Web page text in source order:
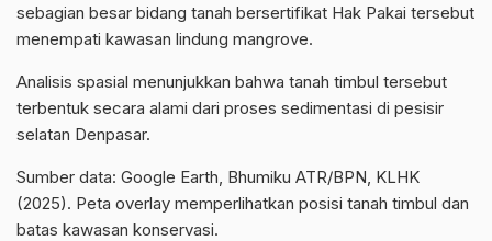
sebagian besar bidang tanah bersertifikat Hak Pakai tersebut
menempati kawasan lindung mangrove.
Analisis spasial menunjukkan bahwa tanah timbul tersebut
terbentuk secara alami dari proses sedimentasi di pesisir
selatan Denpasar.
Sumber data: Google Earth, Bhumiku ATR/BPN, KLHK
(2025). Peta overlay memperlihatkan posisi tanah timbul dan
batas kawasan konservasi.